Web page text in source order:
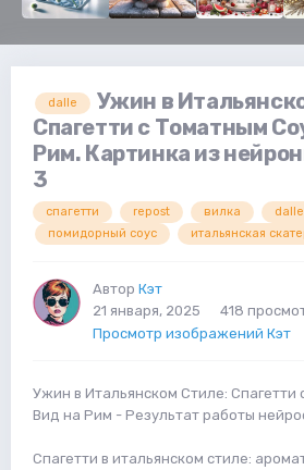
dalle
Ужин в
Спагетти с Томатным
Рим. Картинка из
3
спагетти repost вилка dalle
помидорный соус
итальянская
Автор Кэт
21 января, 2025
418
Просмотр изображений Кэт
Ужин в Итальянском Стиле: Спагетти
Вид на Рим - Результат работы
Спагетти в итальянском стиле: